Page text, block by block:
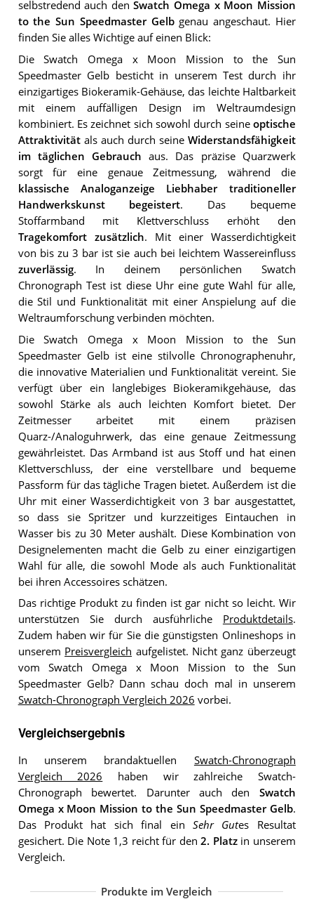
selbstredend auch denSwatch Omega x Moon Mission
to the Sun Speedmaster Gelbgenau angeschaut. Hier
finden Sie alles Wichtige auf einen Blick:
Die Swatch Omega x Moon Mission to the Sun
Speedmaster Gelb besticht in unserem Test durch ihr
einzigartiges Biokeramik-Gehäuse, das leichte Haltbarkeit
mit einem auffälligen Design im Weltraumdesign
kombiniert. Es zeichnet sich sowohl durch seine optische
Attraktivitätals auch durch seine Widerstandsfähigkeit
im täglichen Gebrauch aus. Das präzise Quarzwerk
sorgt für eine genaue Zeitmessung, während die
klassische Analoganzeige Liebhaber traditioneller
Handwerkskunst begeistert. Das bequeme
Stoffarmband mit Klettverschluss erhöht den
Tragekomfort zusätzlich. Mit einer Wasserdichtigkeit
von bis zu 3 bar ist sie auch bei leichtem Wassereinfluss
zuverlässig. In deinem persönlichen Swatch
Chronograph Test ist diese Uhr eine gute Wahl für alle,
die Stil und Funktionalität mit einer Anspielung auf die
Weltraumforschung verbinden möchten.
Die Swatch Omega x Moon Mission to the Sun
Speedmaster Gelb ist eine stilvolle Chronographenuhr,
die innovative Materialien und Funktionalität vereint. Sie
verfügt über ein langlebiges Biokeramikgehäuse, das
sowohl Stärke als auch leichten Komfort bietet. Der
Zeitmesser arbeitet mit einem präzisen
Quarz-/Analoguhrwerk, das eine genaue Zeitmessung
gewährleistet. Das Armband ist aus Stoff und hat einen
Klettverschluss, der eine verstellbare und bequeme
Passform für das tägliche Tragen bietet. Außerdem ist die
Uhr mit einer Wasserdichtigkeit von 3 bar ausgestattet,
so dass sie Spritzer und kurzzeitiges Eintauchen in
Wasser bis zu 30 Meter aushält. Diese Kombination von
Designelementen macht die Gelb zu einer einzigartigen
Wahl für alle, die sowohl Mode als auch Funktionalität
bei ihren Accessoires schätzen.
Das richtige Produkt zu finden ist gar nicht so leicht. Wir
unterstützen Sie durch ausführliche Produktdetails.
Zudem haben wir für Sie die günstigsten Onlineshops in
unserem Preisvergleich aufgelistet. Nicht ganz überzeugt
vom Swatch Omega x Moon Mission to the Sun
Speedmaster Gelb? Dann schau doch mal in unserem
Swatch-Chronograph Vergleich 2026 vorbei.
Vergleichsergebnis
In unserem brandaktuellen Swatch-Chronograph
Vergleich 2026 haben wir zahlreiche Swatch-
Chronograph bewertet. Darunter auch den Swatch
Omega x Moon Mission to the Sun Speedmaster Gelb.
Das Produkt hat sich final einSehr Gutes Resultat
gesichert. Die Note 1,3 reicht für den2. Platzin unserem
Vergleich.
Produkte im Vergleich